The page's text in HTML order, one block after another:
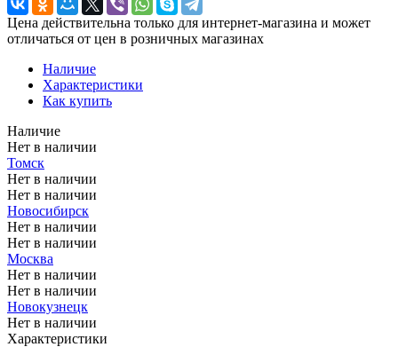
Цена действительна только для интернет-магазина и может
отличаться от цен в розничных магазинах
Наличие
Характеристики
Как купить
Наличие
Нет в наличии
Томск
Нет в наличии
Нет в наличии
Новосибирск
Нет в наличии
Нет в наличии
Москва
Нет в наличии
Нет в наличии
Новокузнецк
Нет в наличии
Характеристики